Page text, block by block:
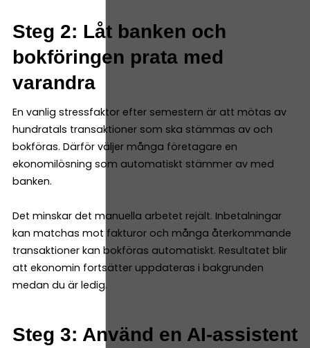
Steg 2: Låt banken och
bokföringen prata med
varandra
En vanlig stressfaktor efter semestern är att mötas av
hundratals transaktioner som ska stämmas av och
bokföras. Därför väljer många företagare en
ekonomilösning som automatiskt stämmer av med
banken.
Det minskar det manuella arbetet rejält. Inbetalningar
kan matchas mot fakturor och många återkommande
transaktioner kan bokföras automatiskt. Resultatet blir
att ekonomin fortsätter uppdateras i bakgrunden
medan du är ledig.
Steg 3: Använd en AI-assistent